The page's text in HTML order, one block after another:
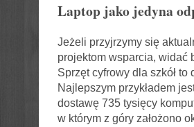
Laptop jako jedyna
Jeżeli przyjrzymy się
projektom wsparcia, widać
Sprzęt cyfrowy dla szkół
Najlepszym przykładem
dostawę 735 tysięcy
w którym z góry założono